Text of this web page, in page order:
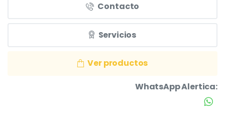
Contacto
Servicios
Ver productos
WhatsApp Alertica: